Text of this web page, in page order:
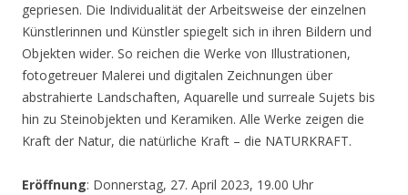
gepriesen. Die Individualität der Arbeitsweise der einzelnen
Künstlerinnen und Künstler spiegelt sich in ihren Bildern und
Objekten wider. So reichen die Werke von Illustrationen,
fotogetreuer Malerei und digitalen Zeichnungen über
abstrahierte Landschaften, Aquarelle und surreale Sujets bis
hin zu Steinobjekten und Keramiken. Alle Werke zeigen die
Kraft der Natur, die natürliche Kraft – die NATURKRAFT.
Eröffnung: Donnerstag, 27. April 2023, 19.00 Uhr